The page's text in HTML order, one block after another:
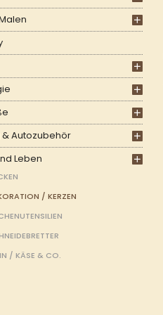
Autozubehör
Leben
/ KERZEN
/ KÄSE & CO.